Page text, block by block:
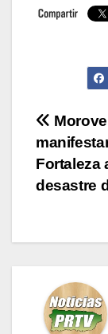
de
Fortaleza
desastre